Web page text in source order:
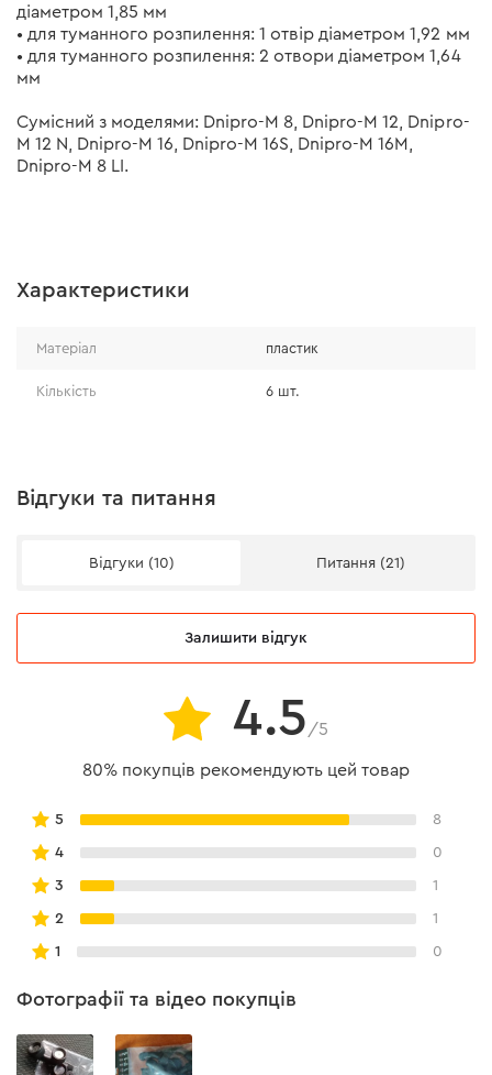
діаметром 1,85 мм
• для туманного розпилення: 1 отвір діаметром 1,92 мм
• для туманного розпилення: 2 отвори діаметром 1,64
мм
Сумісний з моделями: Dnipro-M 8, Dnipro-M 12, Dnipro-
M 12 N, Dnipro-M 16, Dnipro-M 16S, Dnipro-M 16М,
Dnipro-M 8 LI.
Характеристики
Матеріал пластик
Кількість 6 шт.
Відгуки та питання
Відгуки (10) Питання (21)
Залишити відгук
4.5 /5
80% покупців рекомендують цей товар
5 8
4 0
3 1
2 1
1 0
Фотографії та відео покупців